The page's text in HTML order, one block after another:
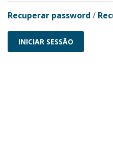
Recuperar password /
INICIAR SESSÃO